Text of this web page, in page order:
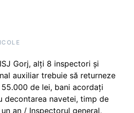
Gorj, alți 8 inspectori și
auxiliar trebuie să returneze
de lei, bani acordați
decontarea navetei, timp de
an / Inspectorul general,